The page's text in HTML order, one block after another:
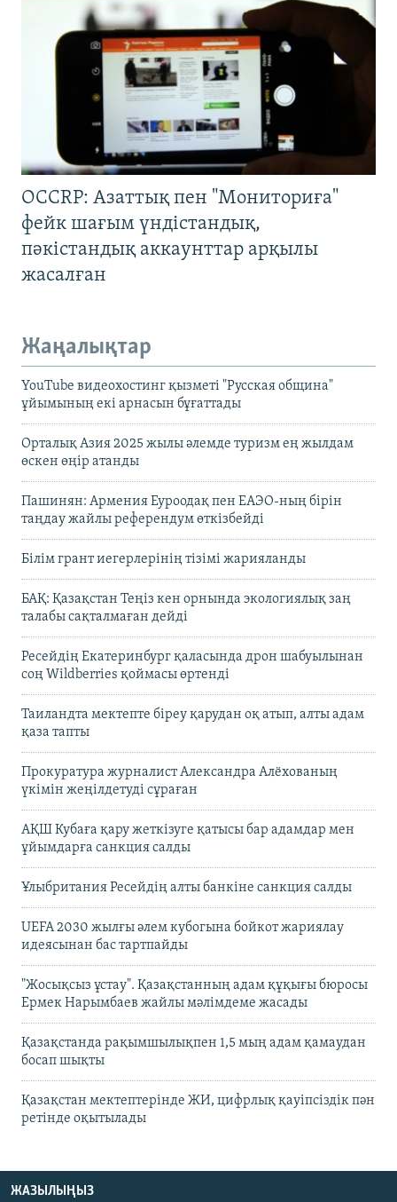
OCCRP: Азаттық пен "Мониториға"
фейк шағым үндістандық,
пәкістандық аккаунттар арқылы
жасалған
Жаңалықтар
YouTube видеохостинг қызметі "Русская община"
ұйымының екі арнасын бұғаттады
Орталық Азия 2025 жылы әлемде туризм ең жылдам
өскен өңір атанды
Пашинян: Армения Еуроодақ пен ЕАЭО-ның бірін
таңдау жайлы референдум өткізбейді
Білім грант иегерлерінің тізімі жарияланды
БАҚ: Қазақстан Теңіз кен орнында экологиялық заң
талабы сақталмаған дейді
Ресейдің Екатеринбург қаласында дрон шабуылынан
соң Wildberries қоймасы өртенді
Таиландта мектепте біреу қарудан оқ атып, алты адам
қаза тапты
Прокуратура журналист Александра Алёхованың
үкімін жеңілдетуді сұраған
АҚШ Кубаға қару жеткізуге қатысы бар адамдар мен
ұйымдарға санкция салды
Ұлыбритания Ресейдің алты банкіне санкция салды
UEFA 2030 жылғы әлем кубогына бойкот жариялау
идеясынан бас тартпайды
"Жосықсыз ұстау". Қазақстанның адам құқығы бюросы
Ермек Нарымбаев жайлы мәлімдеме жасады
Қазақстанда рақымшылықпен 1,5 мың адам қамаудан
босап шықты
Қазақстан мектептерінде ЖИ, цифрлық қауіпсіздік пән
ретінде оқытылады
ЖАЗЫЛЫҢЫЗ